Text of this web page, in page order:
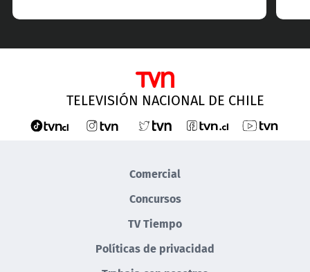
TELEVISIÓN NACIONAL DE CHILE
Comercial
Concursos
TV Tiempo
Políticas de privacidad